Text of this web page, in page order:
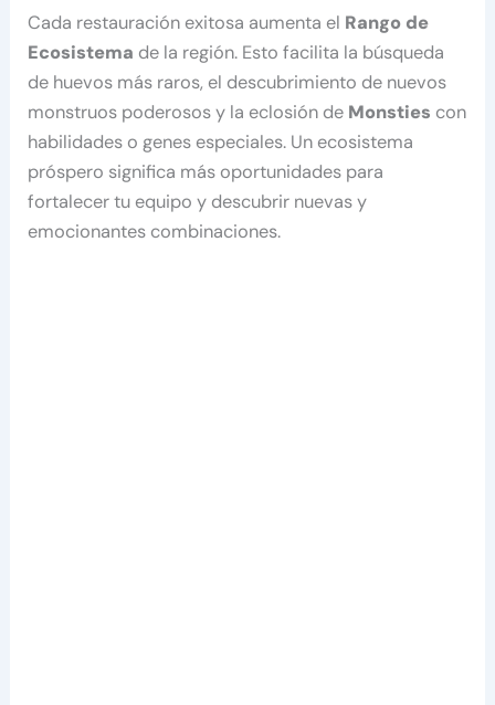
Cada restauración exitosa aumenta el Rango de
Ecosistema de la región. Esto facilita la búsqueda
de huevos más raros, el descubrimiento de nuevos
monstruos poderosos y la eclosión de Monsties con
habilidades o genes especiales. Un ecosistema
próspero significa más oportunidades para
fortalecer tu equipo y descubrir nuevas y
emocionantes combinaciones.